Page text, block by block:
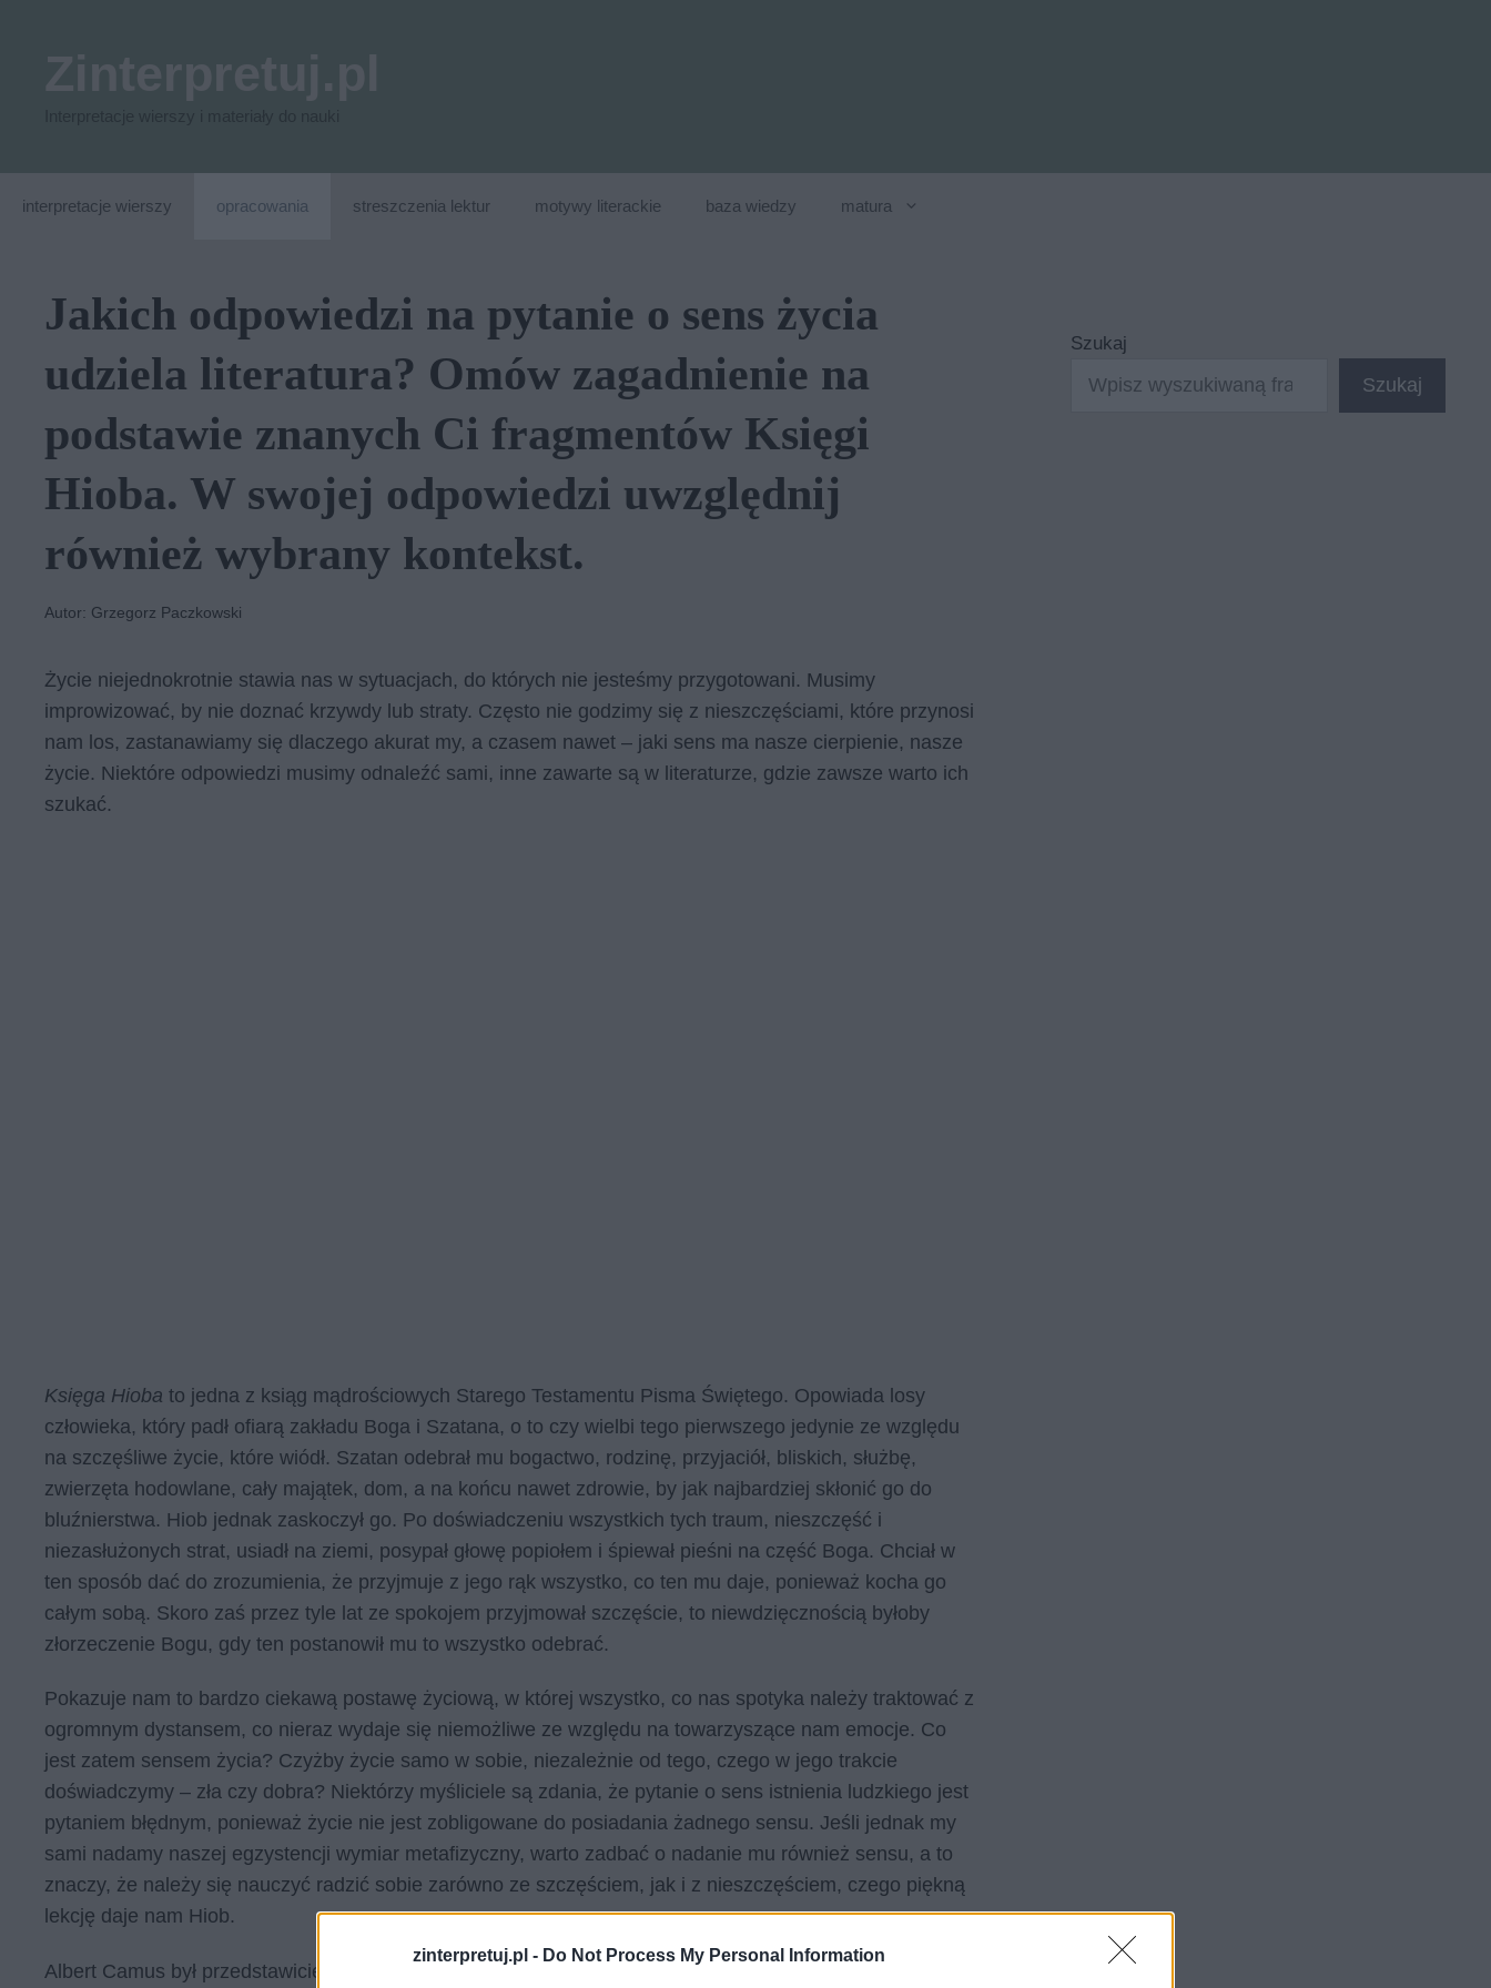
zinterpretuj.pl - Do Not Process My Personal Information
interpretacje wierszy opracowania streszczenia lektur motywy literackie baza wiedzy matura
Jakich odpowiedzi na pytanie o sens życia
udziela literatura? Omów zagadnienie na
podstawie znanych Ci fragmentów Księgi
Hioba. W swojej odpowiedzi uwzględnij
również wybrany kontekst.
Autor: Grzegorz Paczkowski
Życie niejednokrotnie stawia nas w sytuacjach, do których nie jesteśmy przygotowani. Musimy
improwizować, by nie doznać krzywdy lub straty. Często nie godzimy się z nieszczęściami, które przynosi
nam los, zastanawiamy się dlaczego akurat my, a czasem nawet – jaki sens ma nasze cierpienie, nasze
życie. Niektóre odpowiedzi musimy odnaleźć sami, inne zawarte są w literaturze, gdzie zawsze warto ich
szukać.
Księga Hioba to jedna z ksiąg mądrościowych Starego Testamentu Pisma Świętego. Opowiada losy
człowieka, który padł ofiarą zakładu Boga i Szatana, o to czy wielbi tego pierwszego jedynie ze względu
na szczęśliwe życie, które wiódł. Szatan odebrał mu bogactwo, rodzinę, przyjaciół, bliskich, służbę,
zwierzęta hodowlane, cały majątek, dom, a na końcu nawet zdrowie, by jak najbardziej skłonić go do
bluźnierstwa. Hiob jednak zaskoczył go. Po doświadczeniu wszystkich tych traum, nieszczęść i
niezasłużonych strat, usiadł na ziemi, posypał głowę popiołem i śpiewał pieśni na część Boga. Chciał w
ten sposób dać do zrozumienia, że przyjmuje z jego rąk wszystko, co ten mu daje, ponieważ kocha go
całym sobą. Skoro zaś przez tyle lat ze spokojem przyjmował szczęście, to niewdzięcznością byłoby
złorzeczenie Bogu, gdy ten postanowił mu to wszystko odebrać.
Pokazuje nam to bardzo ciekawą postawę życiową, w której wszystko, co nas spotyka należy traktować z
ogromnym dystansem, co nieraz wydaje się niemożliwe ze względu na towarzyszące nam emocje. Co
jest zatem sensem życia? Czyżby życie samo w sobie, niezależnie od tego, czego w jego trakcie
doświadczymy – zła czy dobra? Niektórzy myśliciele są zdania, że pytanie o sens istnienia ludzkiego jest
pytaniem błędnym, ponieważ życie nie jest zobligowane do posiadania żadnego sensu. Jeśli jednak my
sami nadamy naszej egzystencji wymiar metafizyczny, warto zadbać o nadanie mu również sensu, a to
znaczy, że należy się nauczyć radzić sobie zarówno ze szczęściem, jak i z nieszczęściem, czego piękną
lekcję daje nam Hiob.
Albert Camus był przedstawicielem filozoficznego nurtu zwanego egzystencjalizmem. Dużą część swojej
Szukaj
Szukaj